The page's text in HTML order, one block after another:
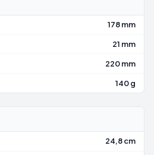
178 mm
21 mm
220 mm
140 g
24,8 cm